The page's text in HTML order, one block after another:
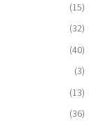
(15)
(32)
(40)
(3)
(13)
(36)